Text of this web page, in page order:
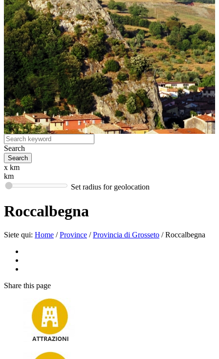
Search
x km
km
Set radius for geolocation
Roccalbegna
Siete qui: Home / Province / Provincia di Grosseto / Roccalbegna
Share this page